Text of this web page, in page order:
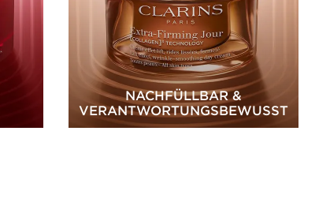
NACHFÜLLBAR &
VERANTWORTUNGSBEWUSST